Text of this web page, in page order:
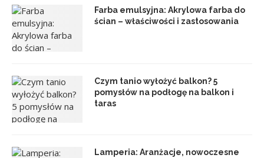
Farba emulsyjna: Akrylowa farba do
ścian – właściwości i zastosowania
Czym tanio wyłożyć balkon? 5
pomysłów na podłogę na balkon i
taras
Lamperia: Aranżacje, nowoczesne